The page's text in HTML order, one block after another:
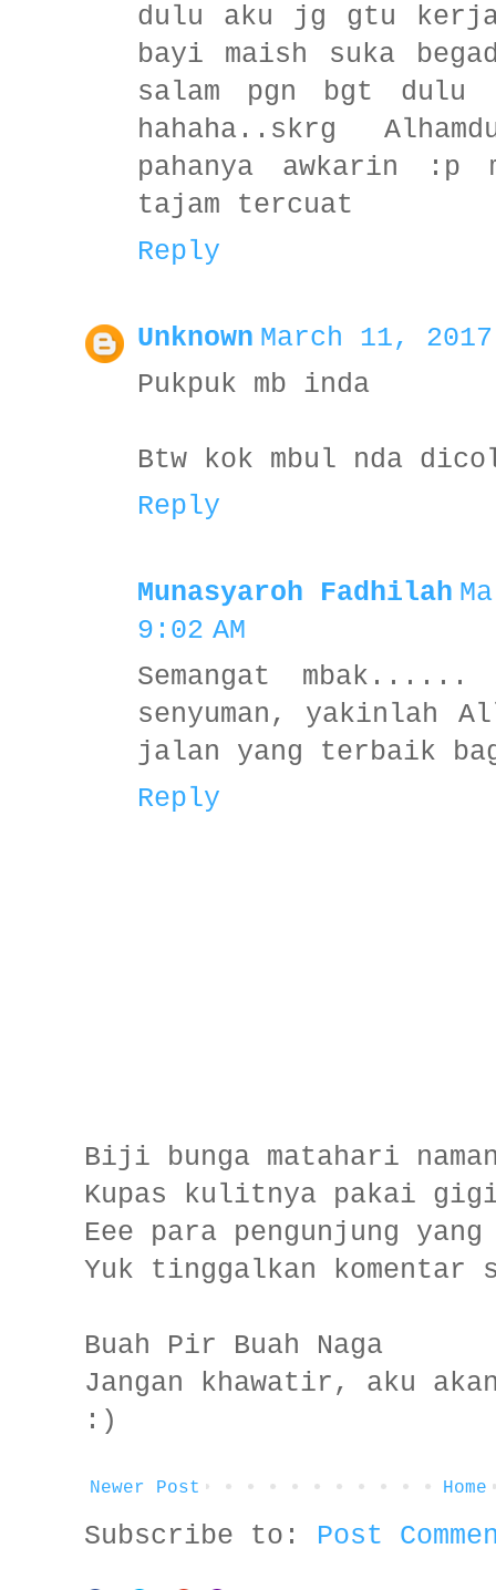
dulu aku jg gtu
bayi maish suka
salam pgn bgt dulu
hahaha..skrg
pahanya awkarin :p
tajam tercuat
Reply
Unknown March 11,
Pukpuk mb inda
Btw kok mbul nda
Reply
Munasyaroh Fadhilah
9:02 AM
Semangat mbak......
senyuman, yakinlah
jalan yang terbaik
Reply
Biji bunga matahari
Kupas kulitnya pakai
Eee para pengunjung
Yuk tinggalkan komentar
Buah Pir Buah Naga
Jangan khawatir, aku
:)
Newer Post Home
Subscribe to: Post